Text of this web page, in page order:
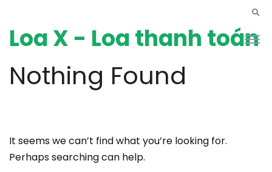
Loa X - Loa thanh toán
Nothing Found
It seems we can’t find what you’re looking for.
Perhaps searching can help.